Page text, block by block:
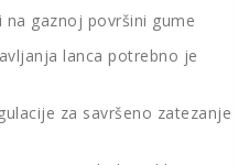
gaznoj površini gume
lanca potrebno je
za savršeno zatezanje